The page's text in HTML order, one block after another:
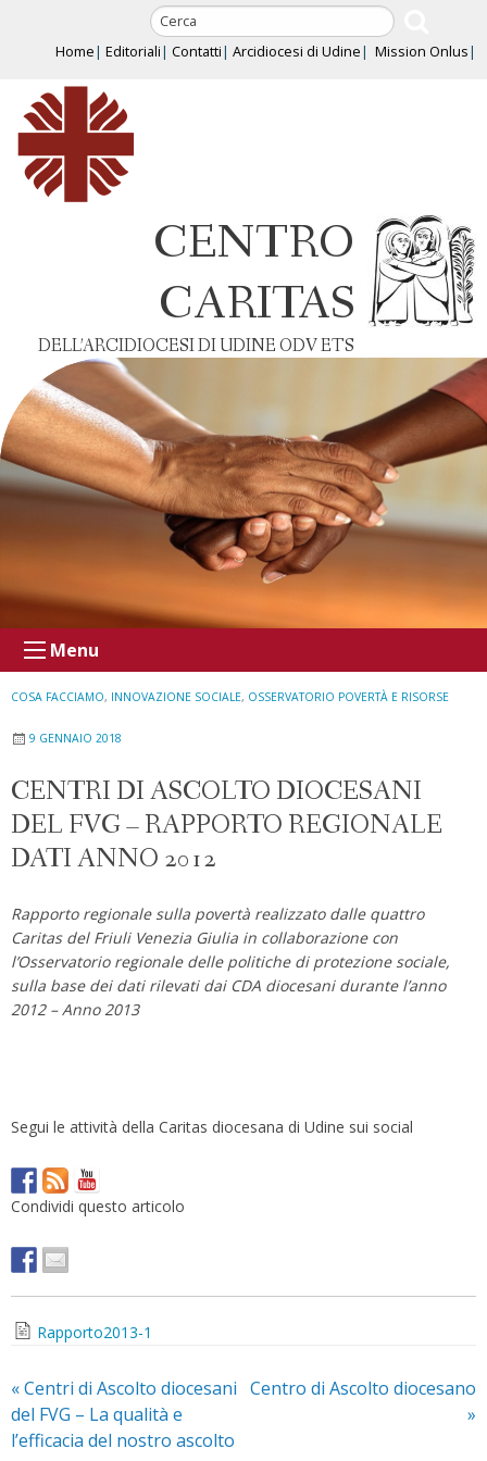
content
Home Editoriali Contatti Arcidiocesi di Udine Mission Onlus
CENTRO
CARITAS
DELL’ARCIDIOCESI DI UDINE ODV ETS
Menu
COSA FACCIAMO, INNOVAZIONE SOCIALE, OSSERVATORIO POVERTÀ E RISORSE
9 GENNAIO 2018
CENTRI DI ASCOLTO DIOCESANI
DEL FVG – RAPPORTO REGIONALE
DATI ANNO 2012
Rapporto regionale sulla povertà realizzato dalle quattro
Caritas del Friuli Venezia Giulia in collaborazione con
l’Osservatorio regionale delle politiche di protezione sociale,
sulla base dei dati rilevati dai CDA diocesani durante l’anno
2012 – Anno 2013
Segui le attività della Caritas diocesana di Udine sui social
Condividi questo articolo
Rapporto2013-1
«Centri di Ascolto diocesani
del FVG – La qualità e
l’efficacia del nostro ascolto
Centro di Ascolto diocesano
»